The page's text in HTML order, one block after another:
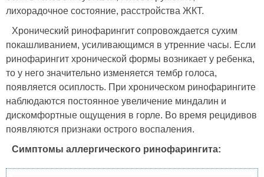
лихорадочное состояние, расстройства ЖКТ.
Хронический ринофарингит сопровождается сухим
покашливанием, усиливающимся в утренние часы. Если
ринофарингит хронической формы возникает у ребенка,
то у него значительно изменяется тембр голоса,
появляется осиплость. При хроническом ринофарингите
наблюдаются постоянное увеличение миндалин и
дискомфортные ощущения в горле. Во время рецидивов
появляются признаки острого воспаления.
Симптомы аллергического ринофарингита: